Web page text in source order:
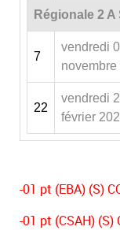
Régionale 2
7
vendredi
novembre
22
vendredi
février
-01 pt (EBA) (S)
-01 pt (CSAH) (S)